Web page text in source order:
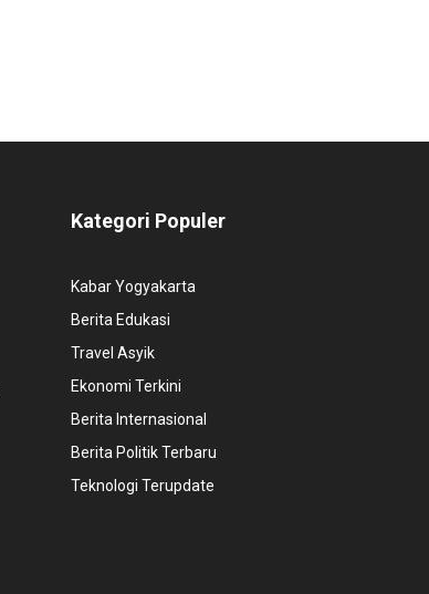
Kategori Populer
Kabar Yogyakarta
Berita Edukasi
Travel Asyik
Ekonomi Terkini
Berita Internasional
Berita Politik Terbaru
Teknologi Terupdate